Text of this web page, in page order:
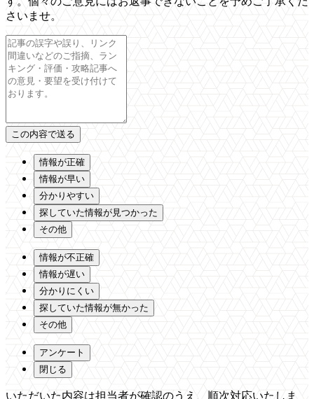
さいませ。
情報が正確
情報が早い
分かりやすい
探していた情報が見つかった
その他
情報が不正確
情報が遅い
分かりにくい
探していた情報が無かった
その他
アンケート
閉じる
いただいた内容は担当者が確認のうえ、順次対応いたしま